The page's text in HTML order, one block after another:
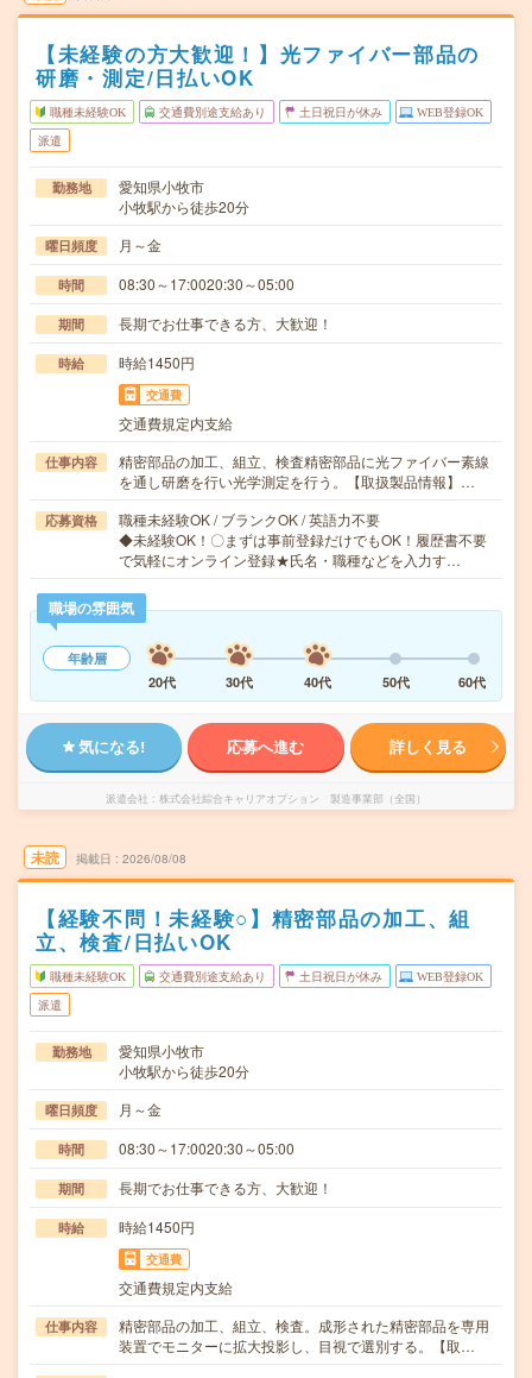
【未経験の方大歓迎！】光ファイバー部品の
研磨・測定/日払いOK
職種未経験OK 交通費別途支給あり 土日祝日が休み WEB登録OK
派遣
勤務地
愛知県小牧市
小牧駅から徒歩20分
曜日頻度 月～金
時間 08:30～17:0020:30～05:00
期間 長期でお仕事できる方、大歓迎！
時給 時給1450円
交通費
交通費規定内支給
仕事内容
精密部品の加工、組立、検査精密部品に光ファイバー素線
を通し研磨を行い光学測定を行う。【取扱製品情報】…
応募資格
職種未経験OK / ブランクOK / 英語力不要
◆未経験OK！〇まずは事前登録だけでもOK！履歴書不要
で気軽にオンライン登録★氏名・職種などを入力す…
職場の雰囲気
年齢層
20代
30代 40代 50代 60代
気になる! 応募へ進む 詳しく見る
派遣会社 株式会社綜合キャリアオプション 製造事業部（全国）
未読 掲載日 2026/08/08
【経験不問！未経験○】精密部品の加工、組
立、検査/日払いOK
職種未経験OK 交通費別途支給あり 土日祝日が休み WEB登録OK
派遣
勤務地
愛知県小牧市
小牧駅から徒歩20分
曜日頻度 月～金
時間 08:30～17:0020:30～05:00
期間 長期でお仕事できる方、大歓迎！
時給 時給1450円
交通費
交通費規定内支給
仕事内容
精密部品の加工、組立、検査。成形された精密部品を専用
装置でモニターに拡大投影し、目視で選別する。【取…